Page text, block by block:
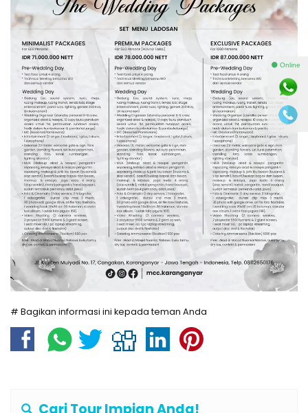
# Bagikan informasi ini kepada teman Anda
⚫ Online